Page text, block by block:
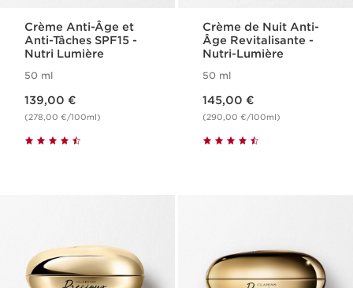
Crème Anti-Âge et
Anti-Tâches SPF15 -
Nutri Lumière
50 ml
139,00 €
(278,00 €/100ml)
Crème de Nuit Anti-
Âge Revitalisante -
Nutri-Lumière
50 ml
145,00 €
(290,00 €/100ml)